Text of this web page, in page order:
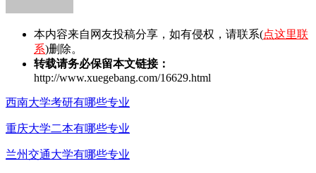
本内容来自网友投稿分享，如有侵权，请联系(点这里联
系)删除。
转载请务必保留本文链接：
http://www.xuegebang.com/16629.html
西南大学考研有哪些专业
重庆大学二本有哪些专业
兰州交通大学有哪些专业